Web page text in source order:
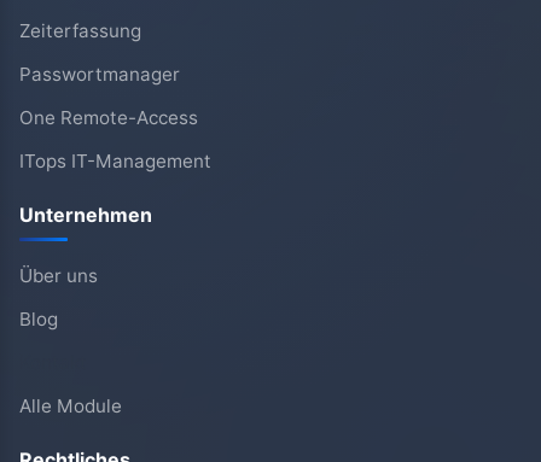
Zeiterfassung
Passwortmanager
One Remote-Access
ITops IT-Management
Unternehmen
Über uns
Blog
Alle Module